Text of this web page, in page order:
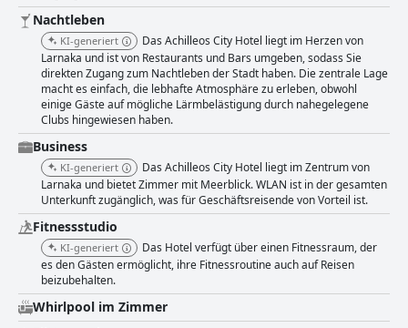
Preis-Leistungs-Verhältnis, obwohl es etwas überteuert ist. Insgesamt ist
das Achilleos City Hotel eine ausgezeichnete Wahl für Reisende, die
einen bequemen und angenehmen Aufenthalt in Larnaca suchen.
Nachtleben
KI-generiert
Das Achilleos City Hotel liegt im Herzen von
Larnaka und ist von Restaurants und Bars umgeben, sodass Sie
direkten Zugang zum Nachtleben der Stadt haben. Die zentrale Lage
macht es einfach, die lebhafte Atmosphäre zu erleben, obwohl
einige Gäste auf mögliche Lärmbelästigung durch nahegelegene
Clubs hingewiesen haben.
Business
KI-generiert
Das Achilleos City Hotel liegt im Zentrum von
Larnaka und bietet Zimmer mit Meerblick. WLAN ist in der gesamten
Unterkunft zugänglich, was für Geschäftsreisende von Vorteil ist.
Fitnessstudio
KI-generiert
Das Hotel verfügt über einen Fitnessraum, der
es den Gästen ermöglicht, ihre Fitnessroutine auch auf Reisen
beizubehalten.
Whirlpool im Zimmer